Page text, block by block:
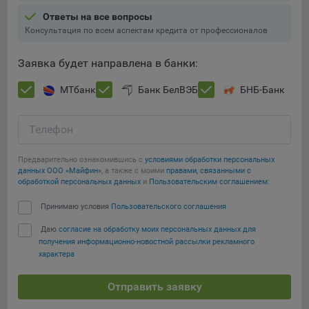
При этом, некоторые браузеры позволяют посещать
интернет-сайты в режиме «Инкогнито», чтобы ограничить
автоматически удалять сессионные файлы cookie. Кроме
того, субъект персональных данных может удалить ранее
сохраненные файлов cookie выбрав соответствующую
Подробнее о параметрах управления можно ознакомиться,
соответствующие страницы сайтов основных браузеров:
Firefox
Chrome
Safari
Opera
Microsoft Edge
Сохранить по умолчанию
Ответы на все вопросы
Консультация по всем аспектам кредита от профессионалов
Заявка будет направлена в банки:
МТбанк Банк БелВЭБ БНБ-Банк
Телефон
Предварительно ознакомившись с условиями обработки персональных
данных ООО «Майфин», а также с моими правами, связанными с
обработкой персональных данных и Пользовательским соглашением:
Принимаю условия Пользовательского соглашения
Даю согласие на обработку моих персональных данных для
получения информационно-новостной рассылки рекламного
характера
Отправить заявку